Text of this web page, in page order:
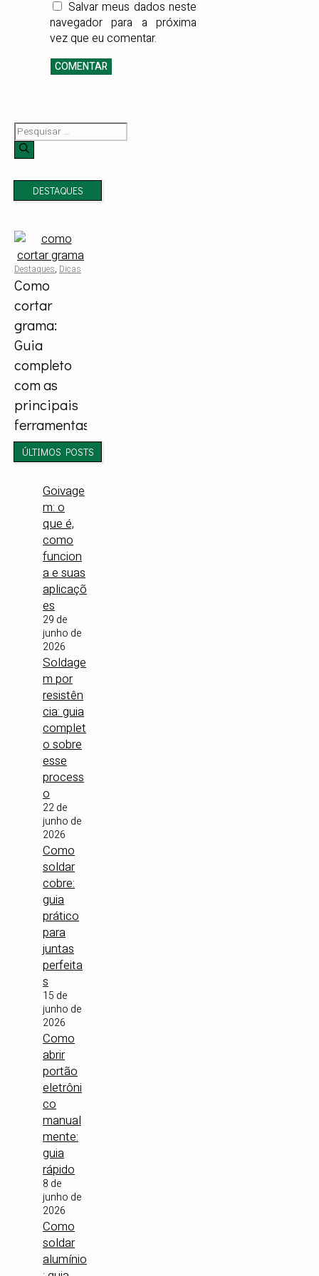
informações
precisas, seguras e
validadas por quem
conhece o catálogo
da empresa em seus
Salvar meus dados neste
navegador para a próxima
vez que eu comentar.
Pesquisar
por:
DESTAQUES
Como
cortar
grama:
Guia
completo
com as
principais
ferramentas
Destaques, Dicas
ÚLTIMOS POSTS
Goivage
m: o
que é,
como
funcion
a e suas
aplicaçõ
es
29 de
junho de
2026
Soldage
m por
resistên
cia: guia
complet
o sobre
esse
process
o
22 de
junho de
2026
Como
soldar
cobre:
guia
prático
para
juntas
perfeita
s
15 de
junho de
2026
Como
abrir
portão
eletrôni
co
manual
mente:
guia
rápido
8 de
junho de
2026
Como
soldar
alumínio